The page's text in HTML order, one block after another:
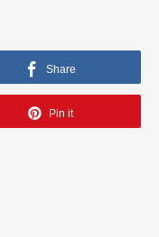
Share
Pin it